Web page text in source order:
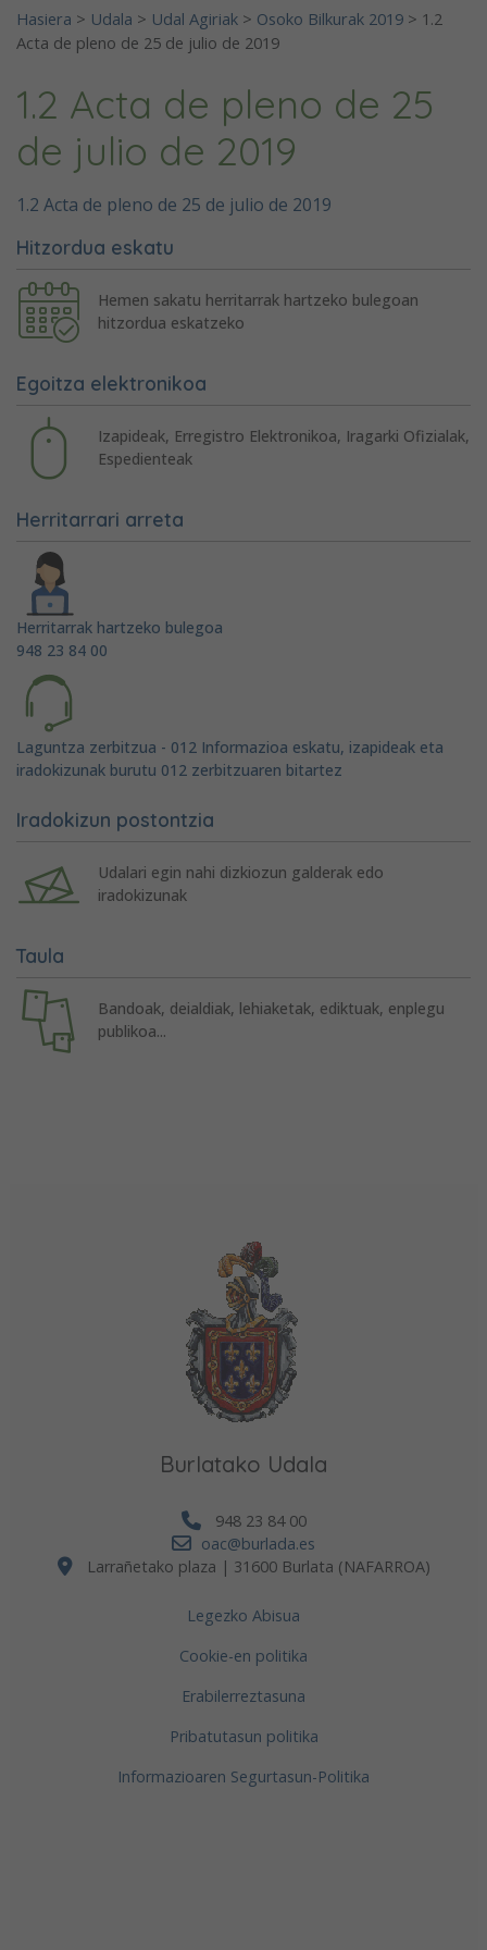
Hasiera > Udala > Udal Agiriak > Osoko Bilkurak 2019 > 1.2
Acta de pleno de 25 de julio de 2019
1.2 Acta de pleno de 25
de julio de 2019
1.2 Acta de pleno de 25 de julio de 2019
Hitzordua eskatu
Hemen sakatu herritarrak hartzeko bulegoan
hitzordua eskatzeko
Egoitza elektronikoa
Izapideak, Erregistro Elektronikoa, Iragarki Ofizialak,
Espedienteak
Herritarrari arreta
Herritarrak hartzeko bulegoa
948 23 84 00
Laguntza zerbitzua - 012 Informazioa eskatu, izapideak eta
iradokizunak burutu 012 zerbitzuaren bitartez
Iradokizun postontzia
Udalari egin nahi dizkiozun galderak edo
iradokizunak
Taula
Bandoak, deialdiak, lehiaketak, ediktuak, enplegu
publikoa...
Burlatako Udala
948 23 84 00
oac@burlada.es
Larrañetako plaza | 31600 Burlata (NAFARROA)
Legezko Abisua
Cookie-en politika
Erabilerreztasuna
Pribatutasun politika
Informazioaren Segurtasun-Politika